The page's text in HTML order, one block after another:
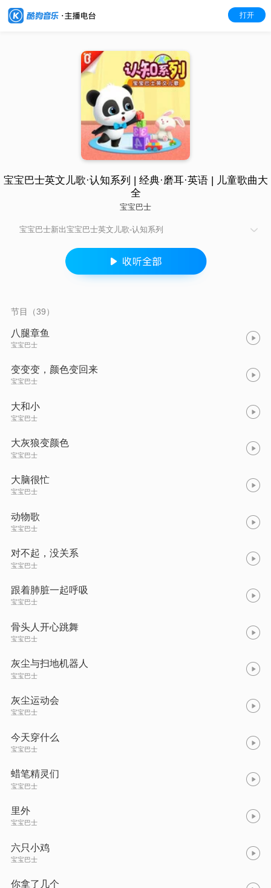
打开
宝宝巴士英文儿歌·认知系列 | 经典·磨耳·英语 | 儿童歌曲大
全
宝宝巴士
宝宝巴士新出宝宝巴士英文儿歌-认知系列
节目（39）
八腿章鱼
宝宝巴士
变变变，颜色变回来
宝宝巴士
大和小
宝宝巴士
大灰狼变颜色
宝宝巴士
大脑很忙
宝宝巴士
动物歌
宝宝巴士
对不起，没关系
宝宝巴士
跟着肺脏一起呼吸
宝宝巴士
骨头人开心跳舞
宝宝巴士
灰尘与扫地机器人
宝宝巴士
灰尘运动会
宝宝巴士
今天穿什么
宝宝巴士
蜡笔精灵们
宝宝巴士
里外
宝宝巴士
六只小鸡
宝宝巴士
你拿了几个